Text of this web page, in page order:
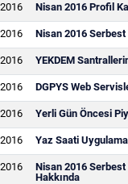
Nisan 2016 Profil
Nisan 2016
YEKDEM
DGPYS Web
Yerli Gün Öncesi
Yaz Saati
Nisan 2016
Hakkında